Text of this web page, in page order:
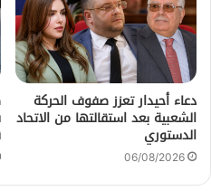
دعاء أحيدار تعزز صفوف الحركة
الشعبية بعد استقالتها من الاتحاد
الدستوري
06/08/2026